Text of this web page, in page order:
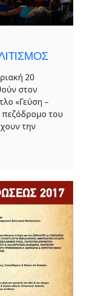
20
στον
«Γεύση –
πεζόδρομο του
την